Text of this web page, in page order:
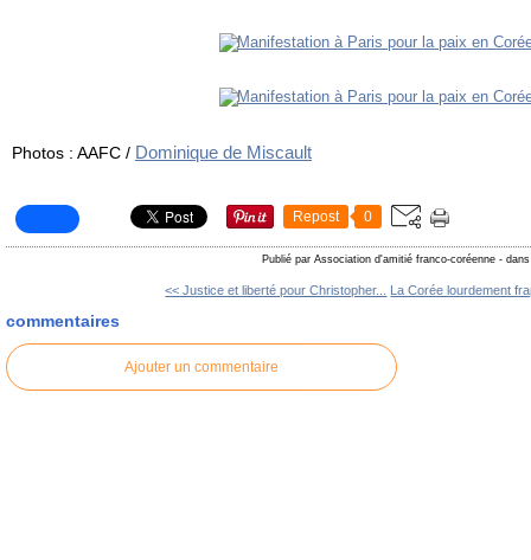
Photos : AAFC / Dominique de Miscault
Repost 0
Publié par Association d'amitié franco-coréenne -
<< Justice et liberté pour Christopher... La Corée lourdement
commentaires
Ajouter un commentaire